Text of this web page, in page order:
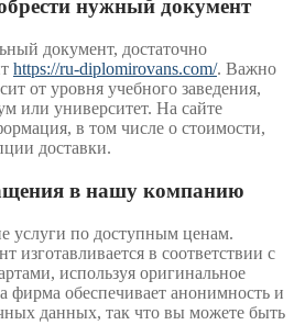
нужный документ
документ, достаточно
https://ru-diplomirovans.com/. Важно
от уровня учебного заведения,
или университет. На сайте
в том числе о стоимости,
доставки.
в нашу компанию
услуги по доступным ценам.
в соответствии с
используя оригинальное
фирма обеспечивает анонимность и
данных, так что вы можете быть